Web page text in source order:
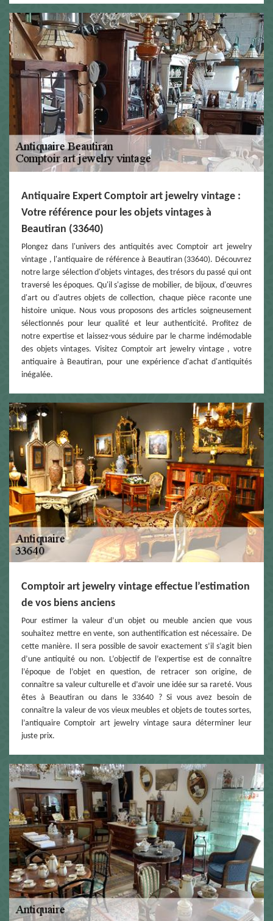
Antiquaire Expert Comptoir art jewelry vintage :
Votre référence pour les objets vintages à
Beautiran (33640)
Plongez dans l'univers des antiquités avec Comptoir art jewelry
vintage , l'antiquaire de référence à Beautiran (33640). Découvrez
notre large sélection d'objets vintages, des trésors du passé qui ont
traversé les époques. Qu'il s'agisse de mobilier, de bijoux, d'œuvres
d'art ou d'autres objets de collection, chaque pièce raconte une
histoire unique. Nous vous proposons des articles soigneusement
sélectionnés pour leur qualité et leur authenticité. Profitez de
notre expertise et laissez-vous séduire par le charme indémodable
des objets vintages. Visitez Comptoir art jewelry vintage , votre
antiquaire à Beautiran, pour une expérience d'achat d'antiquités
inégalée.
Comptoir art jewelry vintage effectue l’estimation
de vos biens anciens
Pour estimer la valeur d’un objet ou meuble ancien que vous
souhaitez mettre en vente, son authentification est nécessaire. De
cette manière. Il sera possible de savoir exactement s’il s’agit bien
d’une antiquité ou non. L’objectif de l’expertise est de connaître
l’époque de l’objet en question, de retracer son origine, de
connaître sa valeur culturelle et d’avoir une idée sur sa rareté. Vous
êtes à Beautiran ou dans le 33640 ? Si vous avez besoin de
connaître la valeur de vos vieux meubles et objets de toutes sortes,
l’antiquaire Comptoir art jewelry vintage saura déterminer leur
juste prix.